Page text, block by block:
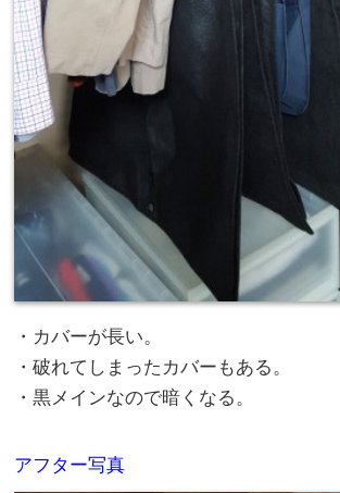
・カバーが長い。
・破れてしまったカバーもある。
・黒メインなので暗くなる。
アフター写真